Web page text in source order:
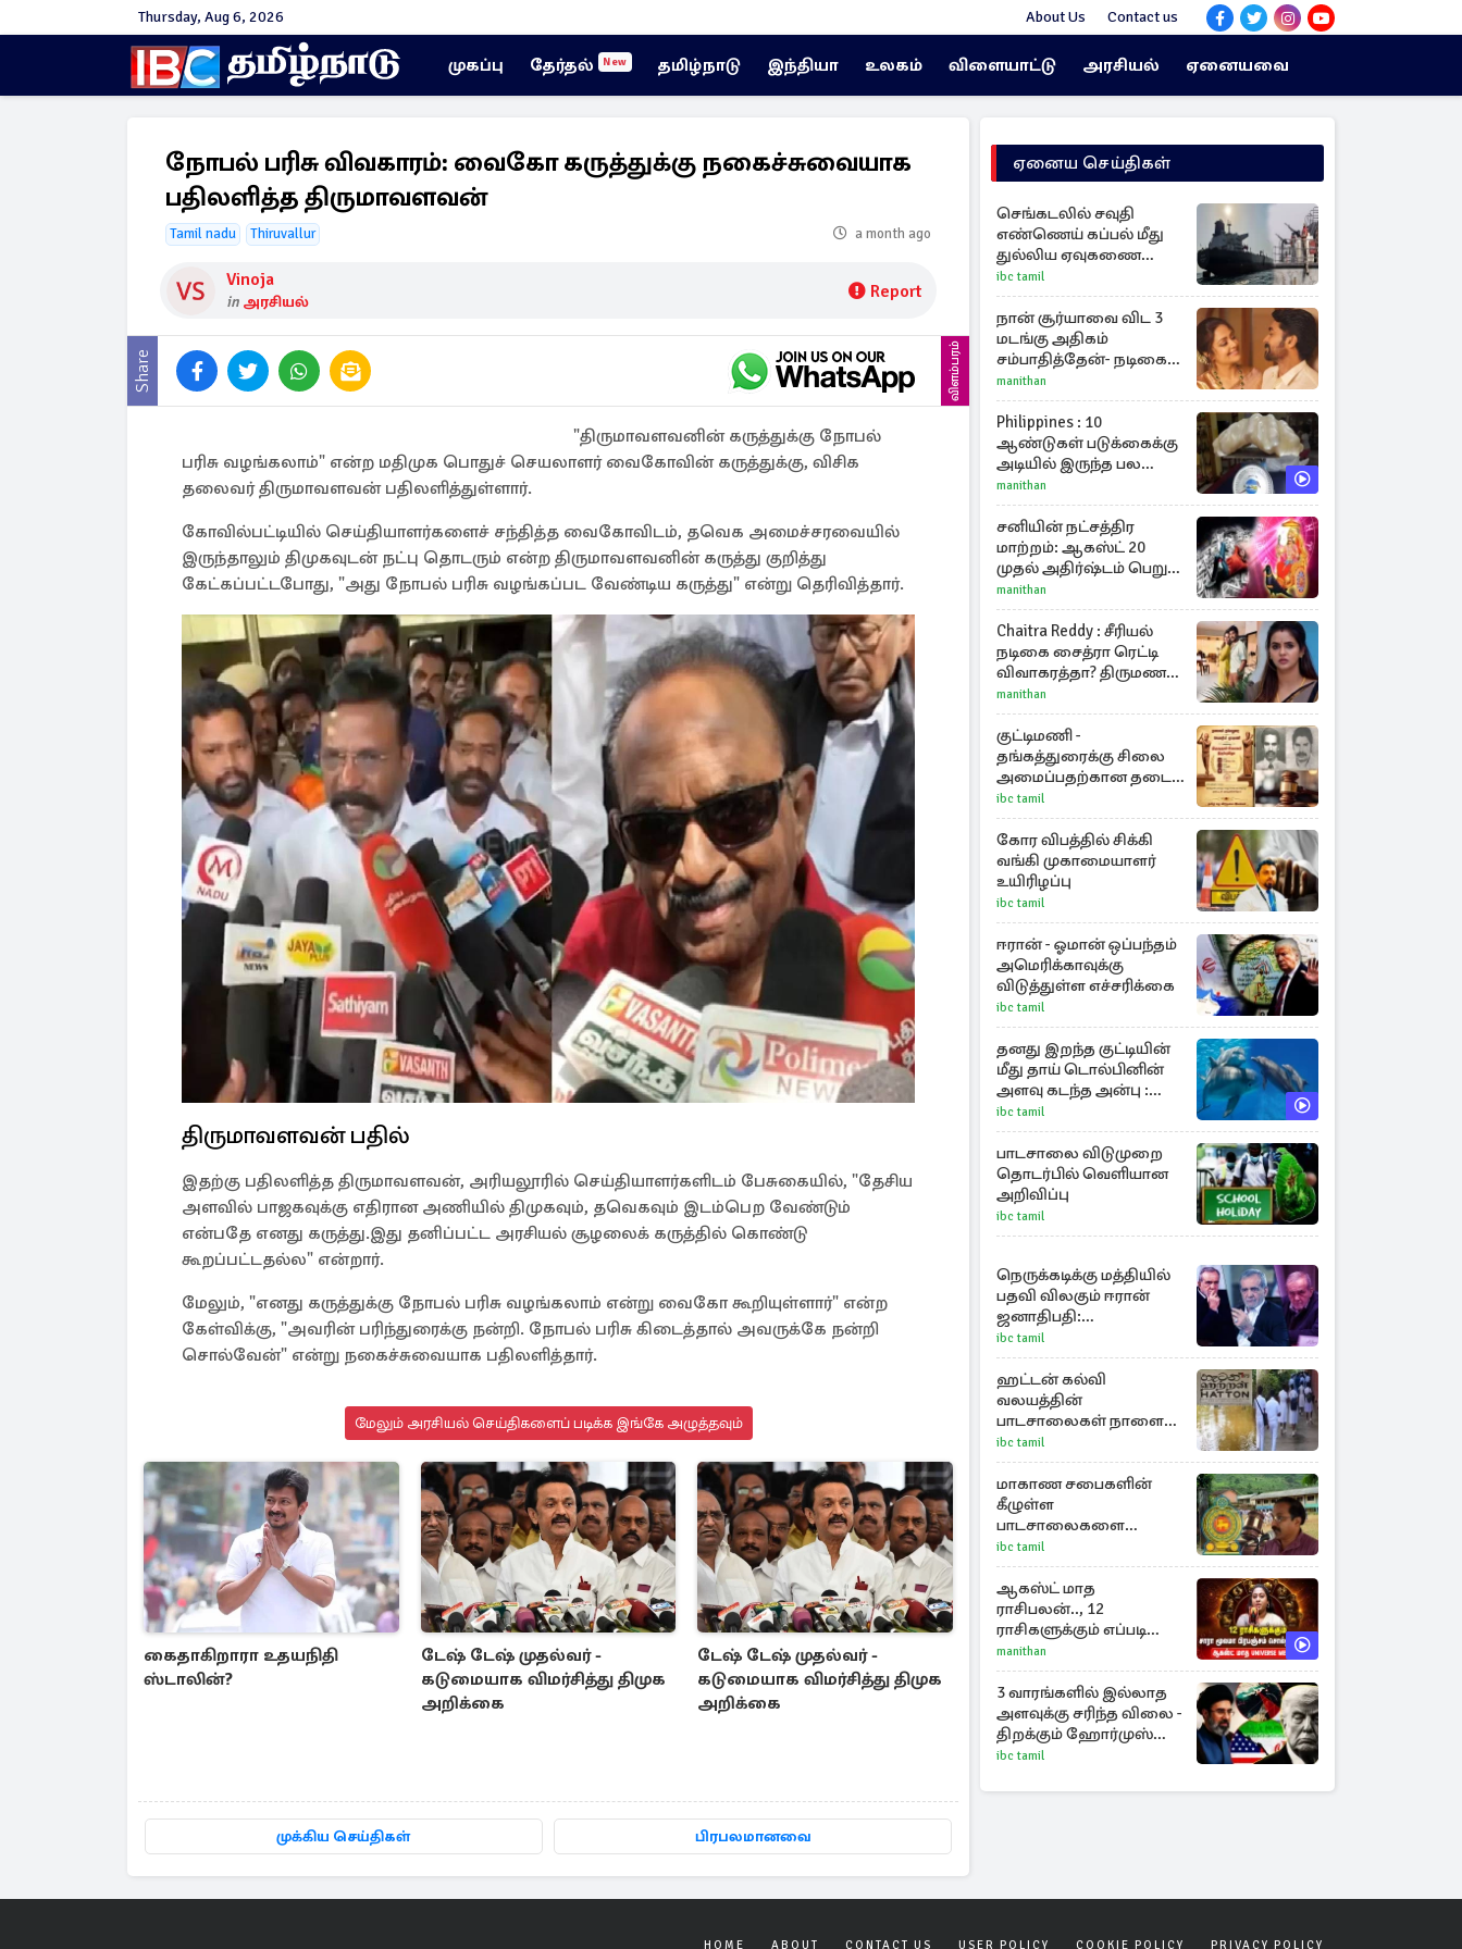
Thursday, Aug 6, 2026 About Us Contact us
முகப்பு தேர்தல் New தமிழ்நாடு இந்தியா உலகம் விளையாட்டு அரசியல் ஏனையவை
நோபல் பரிசு விவகாரம்: வைகோ கருத்துக்கு நகைச்சுவையாக
பதிலளித்த திருமாவளவன்
Tamil nadu Thiruvallur a month ago
Vinoja
in அரசியல் Report
Share விளம்பரம்
"திருமாவளவனின் கருத்துக்கு நோபல்
பரிசு வழங்கலாம்" என்ற மதிமுக பொதுச் செயலாளர் வைகோவின் கருத்துக்கு, விசிக
தலைவர் திருமாவளவன் பதிலளித்துள்ளார்.
கோவில்பட்டியில் செய்தியாளர்களைச் சந்தித்த வைகோவிடம், தவெக அமைச்சரவையில்
இருந்தாலும் திமுகவுடன் நட்பு தொடரும் என்ற திருமாவளவனின் கருத்து குறித்து
கேட்கப்பட்டபோது, "அது நோபல் பரிசு வழங்கப்பட வேண்டிய கருத்து" என்று தெரிவித்தார்.
திருமாவளவன் பதில்
இதற்கு பதிலளித்த திருமாவளவன், அரியலூரில் செய்தியாளர்களிடம் பேசுகையில், "தேசிய
அளவில் பாஜகவுக்கு எதிரான அணியில் திமுகவும், தவெகவும் இடம்பெற வேண்டும்
என்பதே எனது கருத்து.இது தனிப்பட்ட அரசியல் சூழலைக் கருத்தில் கொண்டு
கூறப்பட்டதல்ல" என்றார்.
மேலும், "எனது கருத்துக்கு நோபல் பரிசு வழங்கலாம் என்று வைகோ கூறியுள்ளார்" என்ற
கேள்விக்கு, "அவரின் பரிந்துரைக்கு நன்றி. நோபல் பரிசு கிடைத்தால் அவருக்கே நன்றி
சொல்வேன்" என்று நகைச்சுவையாக பதிலளித்தார்.
மேலும் அரசியல் செய்திகளைப் படிக்க இங்கே அழுத்தவும்
கைதாகிறாரா உதயநிதி
ஸ்டாலின்?
டேஷ் டேஷ் முதல்வர் -
கடுமையாக விமர்சித்து திமுக
அறிக்கை
டேஷ் டேஷ் முதல்வர் -
கடுமையாக விமர்சித்து திமுக
அறிக்கை
முக்கிய செய்திகள் பிரபலமானவை
ஏனைய செய்திகள்
செங்கடலில் சவுதி
எண்ணெய் கப்பல் மீது
துல்லிய ஏவுகணை
தாக்குதல்
ibc tamil
நான் சூர்யாவை விட 3
மடங்கு அதிகம்
சம்பாதித்தேன்- நடிகை
ஜோதிகா
manithan
Philippines : 10
ஆண்டுகள் படுக்கைக்கு
அடியில் இருந்த பல
கோடி மதிப்புள்ள அரிய
முத்து!
manithan
சனியின் நட்சத்திர
மாற்றம்: ஆகஸ்ட் 20
முதல் அதிர்ஷ்டம் பெறும்
ராசிகள்!
manithan
Chaitra Reddy : சீரியல்
நடிகை சைத்ரா ரெட்டி
விவாகரத்தா? திருமண
புகைப்படங்களை நீக்கம்
manithan
குட்டிமணி -
தங்கத்துரைக்கு சிலை
அமைப்பதற்கான தடை
நீக்கம்!
ibc tamil
கோர விபத்தில் சிக்கி
வங்கி முகாமையாளர்
உயிரிழப்பு
ibc tamil
ஈரான் - ஓமான் ஒப்பந்தம்
அமெரிக்காவுக்கு
விடுத்துள்ள எச்சரிக்கை
ibc tamil
தனது இறந்த குட்டியின்
மீது தாய் டொல்பினின்
அளவு கடந்த அன்பு :
வைரலாகும் காணொளி
ibc tamil
பாடசாலை விடுமுறை
தொடர்பில் வெளியான
அறிவிப்பு
ibc tamil
நெருக்கடிக்கு மத்தியில்
பதவி விலகும் ஈரான்
ஜனாதிபதி:
வெளியானது
சர்ச்சையின் உண்மை
நிலை
ibc tamil
ஹட்டன் கல்வி
வலயத்தின்
பாடசாலைகள் நாளை
முதல் ஆரம்பம்
ibc tamil
மாகாண சபைகளின்
கீழுள்ள
பாடசாலைகளை
கல்வியமைச்சு சுவீகரிக்க
சட்டமில்லை :
கிடைத்தது வெற்றி
ibc tamil
ஆகஸ்ட் மாத
ராசிபலன்.., 12
ராசிகளுக்கும் எப்படி
இருக்கும்?
manithan
3 வாரங்களில் இல்லாத
அளவுக்கு சரிந்த விலை -
திறக்கும் ஹோர்முஸ்
நீரிணை
ibc tamil
HOME ABOUT CONTACT US USER POLICY COOKIE POLICY PRIVACY POLICY